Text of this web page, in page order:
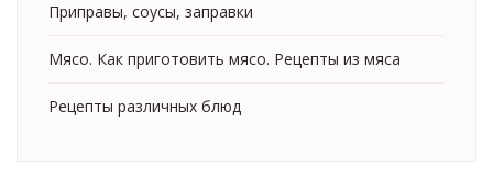
Приправы, соусы, заправки
Мясо. Как приготовить мясо. Рецепты из мяса
Рецепты различных блюд